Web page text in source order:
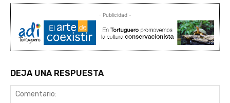
- Publicidad -
DEJA UNA RESPUESTA